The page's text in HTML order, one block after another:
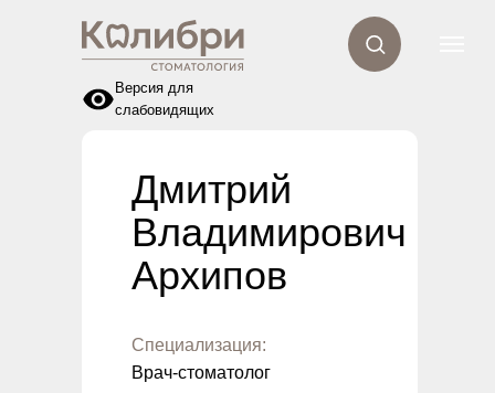
Версия для
слабовидящих
Врач-стоматолог
Специализация:
Дмитрий
Владимирович
Архипов